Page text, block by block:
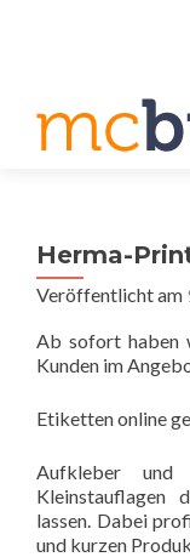
Herma-
Veröffentlicht am
Ab sofort haben
Kunden im
Etiketten online
Aufkleber
Kleinstauflagen
lassen. Dabei
und kurzen